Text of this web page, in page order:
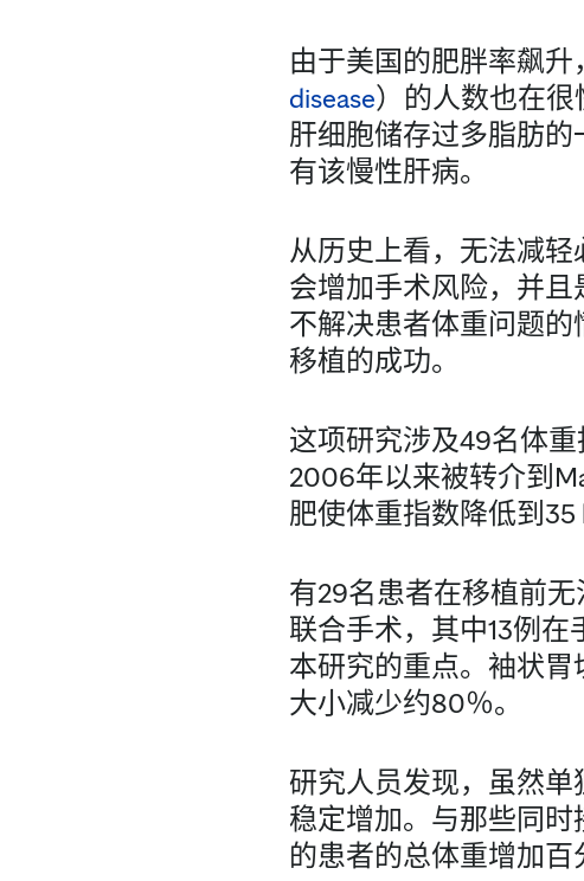
由于美国的肥胖率飙
disease）的人数也在
肝细胞储存过多脂肪
有该慢性肝病。
从历史上看，无法减
会增加手术风险，并
不解决患者体重问题
移植的成功。
这项研究涉及49名体重
2006年以来被转介到
肥使体重指数降低到35
有29名患者在移植前
联合手术，其中13例
本研究的重点。袖状胃
大小减少约80％。
研究人员发现，虽然
稳定增加。与那些同
的患者的总体重增加百